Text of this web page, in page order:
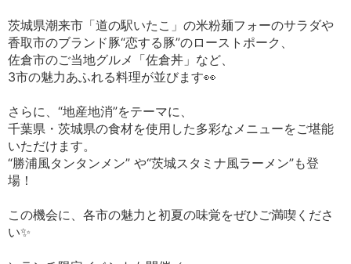
茨城県潮来市「道の駅いたこ」の米粉麺フォーのサラダや
香取市のブランド豚“恋する豚”のローストポーク、
佐倉市のご当地グルメ「佐倉丼」など、
3市の魅力あふれる料理が並びます👀
さらに、“地産地消”をテーマに、
千葉県・茨城県の食材を使用した多彩なメニューをご堪能
いただけます。
“勝浦風タンタンメン” や“茨城スタミナ風ラーメン”も登
場！
この機会に、各市の魅力と初夏の味覚をぜひご満喫くださ
い✨